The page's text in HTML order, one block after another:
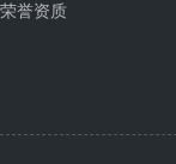
荣誉资质